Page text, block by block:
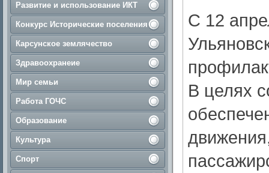
Развитие и использование ИКТ
Конкурс Исторические поселения
Карсунское землячество
Здравоохранеие
Мир семьи
Работа ГОЧС
Образование
Культура
Спорт
С 12
В целях